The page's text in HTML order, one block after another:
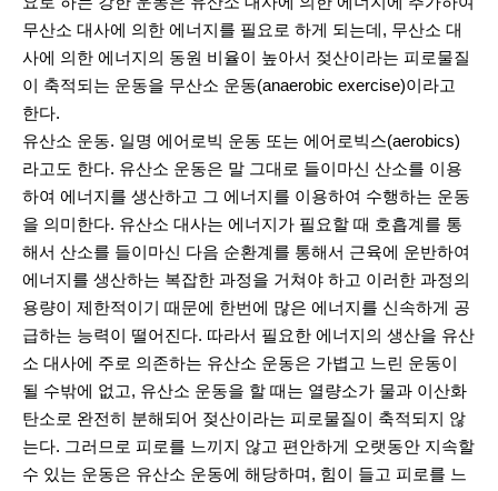
무산소 대사에 의한 에너지를 필요로 하게 되는데, 무산소 대
사에 의한 에너지의 동원 비율이 높아서 젖산이라는 피로물질
이 축적되는 운동을 무산소 운동(anaerobic exercise)이라고
한다.
유산소 운동. 일명 에어로빅 운동 또는 에어로빅스(aerobics)
라고도 한다. 유산소 운동은 말 그대로 들이마신 산소를 이용
하여 에너지를 생산하고 그 에너지를 이용하여 수행하는 운동
을 의미한다. 유산소 대사는 에너지가 필요할 때 호흡계를 통
해서 산소를 들이마신 다음 순환계를 통해서 근육에 운반하여
에너지를 생산하는 복잡한 과정을 거쳐야 하고 이러한 과정의
용량이 제한적이기 때문에 한번에 많은 에너지를 신속하게 공
급하는 능력이 떨어진다. 따라서 필요한 에너지의 생산을 유산
소 대사에 주로 의존하는 유산소 운동은 가볍고 느린 운동이
될 수밖에 없고, 유산소 운동을 할 때는 열량소가 물과 이산화
탄소로 완전히 분해되어 젖산이라는 피로물질이 축적되지 않
는다. 그러므로 피로를 느끼지 않고 편안하게 오랫동안 지속할
수 있는 운동은 유산소 운동에 해당하며, 힘이 들고 피로를 느